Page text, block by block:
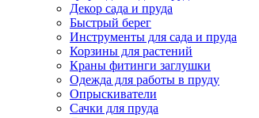
Декор сада и пруда
Быстрый берег
Инструменты для сада и пруда
Корзины для растений
Краны фитинги заглушки
Одежда для работы в пруду
Опрыскиватели
Сачки для пруда